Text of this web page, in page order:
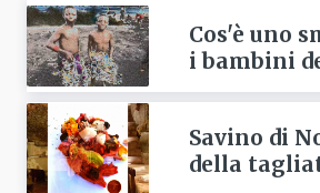
Cos'è uno
i bambini
Savino di
della